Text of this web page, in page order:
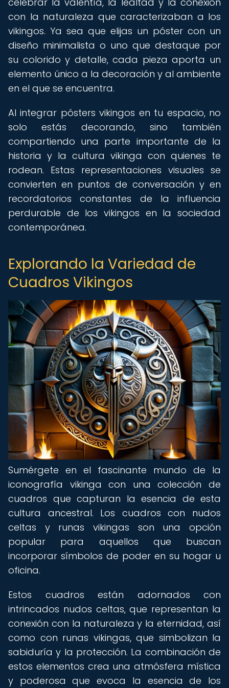
con la naturaleza que caracterizaban a los
vikingos. Ya sea que elijas un póster con un
diseño minimalista o uno que destaque por
su colorido y detalle, cada pieza aporta un
elemento único a la decoración y al ambiente
en el que se encuentra.
Al integrar pósters vikingos en tu espacio, no
solo estás decorando, sino también
compartiendo una parte importante de la
historia y la cultura vikinga con quienes te
rodean. Estas representaciones visuales se
convierten en puntos de conversación y en
recordatorios constantes de la influencia
perdurable de los vikingos en la sociedad
contemporánea.
Explorando la Variedad de
Cuadros Vikingos
Sumérgete en el fascinante mundo de la
iconografía vikinga con una colección de
cuadros que capturan la esencia de esta
cultura ancestral. Los cuadros con nudos
celtas y runas vikingas son una opción
popular para aquellos que buscan
incorporar símbolos de poder en su hogar u
oficina.
Estos cuadros están adornados con
intrincados nudos celtas, que representan la
conexión con la naturaleza y la eternidad, así
como con runas vikingas, que simbolizan la
sabiduría y la protección. La combinación de
estos elementos crea una atmósfera mística
y poderosa que evoca la esencia de los